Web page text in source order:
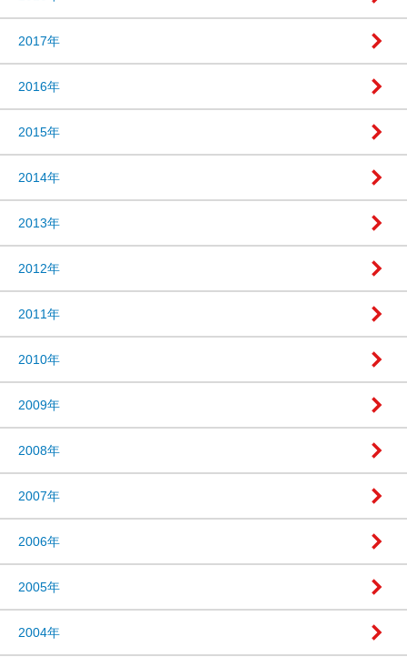
2017年
2016年
2015年
2014年
2013年
2012年
2011年
2010年
2009年
2008年
2007年
2006年
2005年
2004年